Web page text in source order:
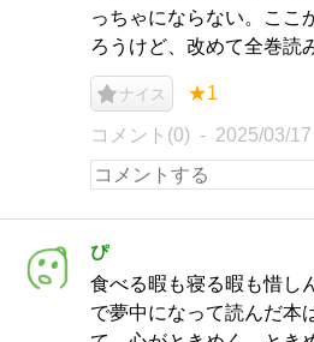
っちゃにならない。ここ
ろうけど、改めて全巻読
ナイス ★1
コメント(0) 2025/03/17
ぴ
食べる暇も寝る暇も惜し
で夢中になって読んだ本